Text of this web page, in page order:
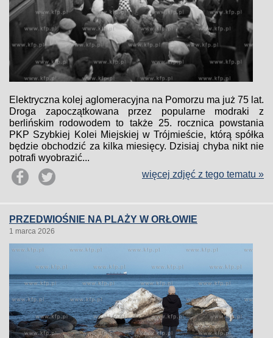
Elektryczna kolej aglomeracyjna na Pomorzu ma już 75 lat.
Droga zapoczątkowana przez popularne modraki z
berlińskim rodowodem to także 25. rocznica powstania
PKP Szybkiej Kolei Miejskiej w Trójmieście, którą spółka
będzie obchodzić za kilka miesięcy. Dzisiaj chyba nikt nie
potrafi wyobrazić...
więcej zdjęć z tego tematu »
PRZEDWIOŚNIE NA PLAŻY W ORŁOWIE
1 marca 2026